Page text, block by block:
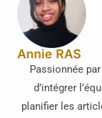
Annie RAS
Passionnée
d’intégrer
planifier les